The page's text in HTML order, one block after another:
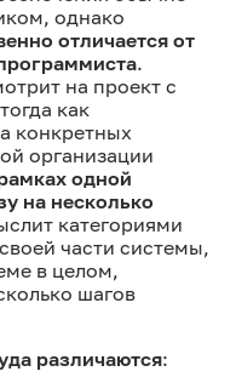
однако
отличается от
.
на проект с
как
конкретных
организации
одной
на несколько
категориями
части системы,
в целом,
шагов
различаются: